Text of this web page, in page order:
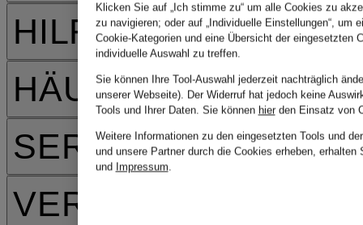
HILFE & KONTAKT
HÄUFIGE FRAGEN
SERVICE
VERSAND
Klicken Sie auf „Ich stimme zu“ um alle Cookies zu
zu navigieren; oder auf „Individuelle Einstellungen“, um
Cookie-Kategorien und eine Übersicht der eingesetzten
individuelle Auswahl zu treffen.
Sie können Ihre Tool-Auswahl jederzeit nachträglich
unserer Webseite). Der Widerruf hat jedoch keine
Tools und Ihrer Daten. Sie können hierden Einsatz von
Weitere Informationen zu den eingesetzten Tools und
und unsere Partner durch die Cookies erheben, erhalten
und Impressum.